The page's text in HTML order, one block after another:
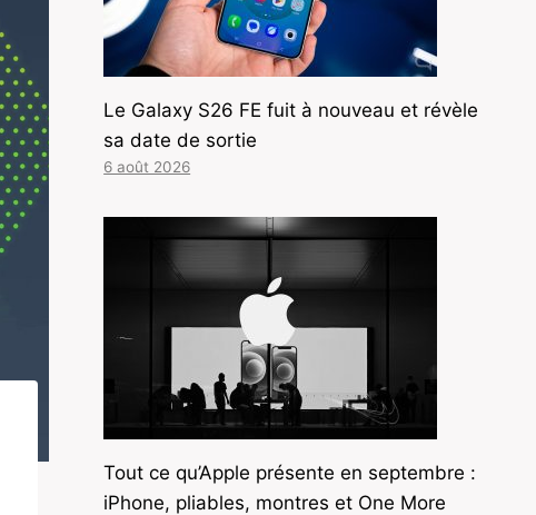
Le Galaxy S26 FE fuit à nouveau et révèle
sa date de sortie
6 août 2026
Tout ce qu’Apple présente en septembre :
iPhone, pliables, montres et One More